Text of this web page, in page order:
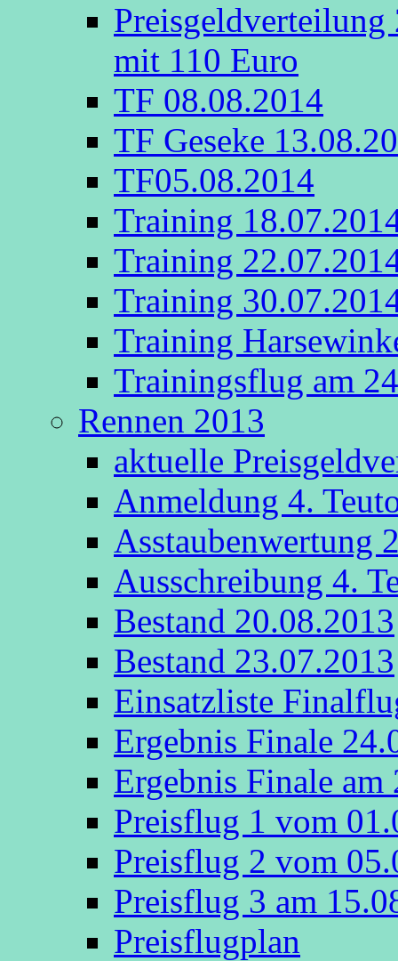
Preisgeldverteilung
mit 110 Euro
TF 08.08.2014
TF Geseke
TF05.08.2014
Training
Training
Training
Training
Trainingsflug am
Rennen 2013
aktuelle
Anmeldung 4.
Asstaubenwertung
Ausschreibung 4.
Bestand 20.08.2013
Bestand 23.07.2013
Einsatzliste
Ergebnis Finale
Ergebnis Finale am
Preisflug 1 vom
Preisflug 2 vom
Preisflug 3 am
Preisflugplan